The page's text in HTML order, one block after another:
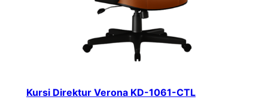
Kursi Direktur Verona KD-1061-CTL